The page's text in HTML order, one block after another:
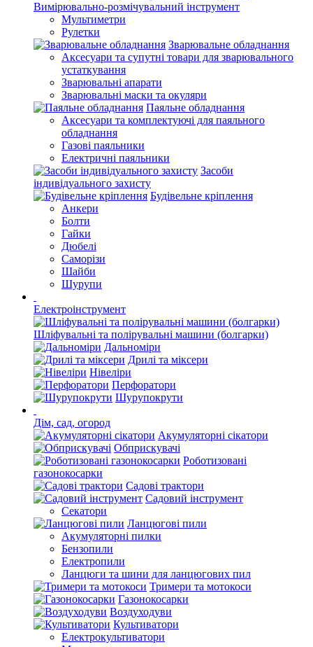
Вимірювально-розмічувальний інструмент
Мультиметри
Рулетки
Зварювальне обладнання
Аксесуари та супутні товари для зварювального
устаткування
Зварювальні апарати
Зварювальні маски та окуляри
Паяльне обладнання
Аксесуари та комплектуючі для паяльного
обладнання
Газові паяльники
Електричні паяльники
Засоби
індивідуального захисту
Будівельне кріплення
Анкери
Болти
Гайки
Дюбелі
Саморізи
Шайби
Шурупи
Електроінструмент
Шліфувальні та полірувальні машини (болгарки)
Дальноміри
Дрилі та міксери
Нівеліри
Перфоратори
Шурупокрути
Дім, сад, огород
Акумуляторні сікатори
Обприскувачі
Роботизовані
газонокосарки
Садові трактори
Садовий інструмент
Секатори
Ланцюгові пили
Акумуляторні пилки
Бензопили
Електропили
Ланцюги та шини для ланцюгових пил
Тримери та мотокоси
Газонокосарки
Воздуходуви
Культиватори
Електрокультиватори